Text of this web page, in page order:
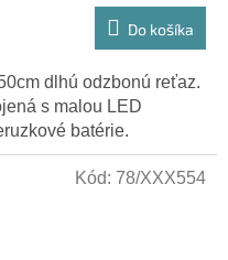
Do košíka
dlhú odzbonú reťaz.
s malou LED
batérie.
Kód: 78/XXX554